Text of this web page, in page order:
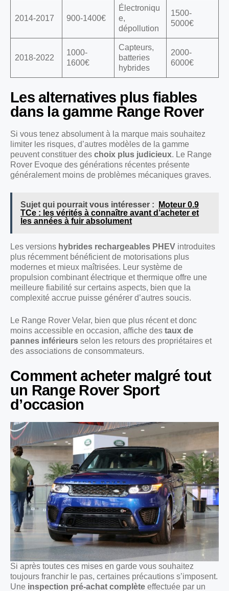
2014-2017 900-1400€
Électroniqu
e,
dépollution
1500-
5000€
2018-2022
1000-
1600€
Capteurs,
batteries
hybrides
2000-
6000€
Les alternatives plus fiables
dans la gamme Range Rover
Si vous tenez absolument à la marque mais souhaitez
limiter les risques, d’autres modèles de la gamme
peuvent constituer des choix plus judicieux. Le Range
Rover Evoque des générations récentes présente
généralement moins de problèmes mécaniques graves.
Sujet qui pourrait vous intéresser :
Moteur 0.9
TCe : les vérités à connaître avant d’acheter et
les années à fuir absolument
Les versions hybrides rechargeables PHEV introduites
plus récemment bénéficient de motorisations plus
modernes et mieux maîtrisées. Leur système de
propulsion combinant électrique et thermique offre une
meilleure fiabilité sur certains aspects, bien que la
complexité accrue puisse générer d’autres soucis.
Le Range Rover Velar, bien que plus récent et donc
moins accessible en occasion, affiche des taux de
pannes inférieurs selon les retours des propriétaires et
des associations de consommateurs.
Comment acheter malgré tout
un Range Rover Sport
d’occasion
Si après toutes ces mises en garde vous souhaitez
toujours franchir le pas, certaines précautions s’imposent.
Une inspection pré-achat complète effectuée par un